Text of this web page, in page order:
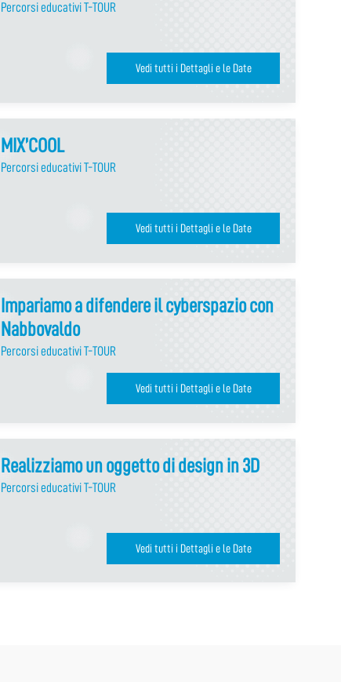
Percorsi educativi T-TOUR
Vedi tutti i Dettagli e le Date
MIX’COOL
Percorsi educativi T-TOUR
Vedi tutti i Dettagli e le Date
Impariamo a difendere il cyberspazio con
Nabbovaldo
Percorsi educativi T-TOUR
Vedi tutti i Dettagli e le Date
Realizziamo un oggetto di design in 3D
Percorsi educativi T-TOUR
Vedi tutti i Dettagli e le Date